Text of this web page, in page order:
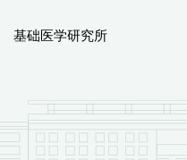
基础医学研究所